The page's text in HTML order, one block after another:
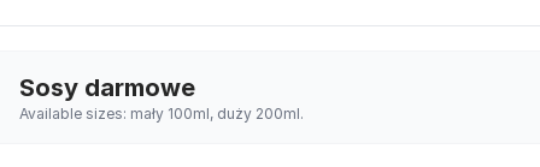
Sosy darmowe
Available sizes: mały 100ml, duży 200ml.